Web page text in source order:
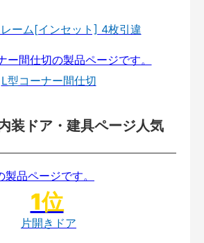
ーム[インセット] 4枚引違
L型コーナー間仕切
装ドア・建具ページ人気
片開きドア